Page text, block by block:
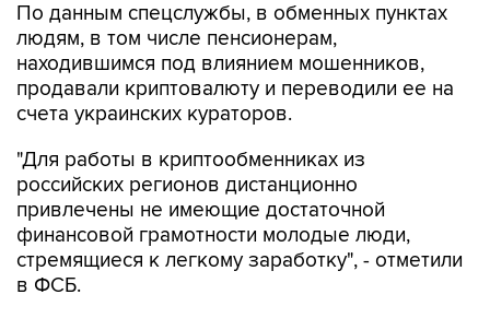
По данным спецслужбы, в обменных пунктах
людям, в том числе пенсионерам,
находившимся под влиянием мошенников,
продавали криптовалюту и переводили ее на
счета украинских кураторов.
"Для работы в криптообменниках из
российских регионов дистанционно
привлечены не имеющие достаточной
финансовой грамотности молодые люди,
стремящиеся к легкому заработку", - отметили
в ФСБ.